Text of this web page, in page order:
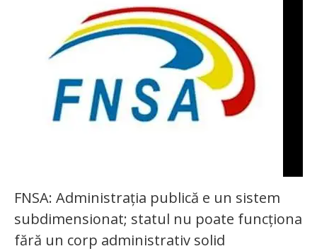
FNSA: Administrația publică e un sistem
subdimensionat; statul nu poate funcționa
fără un corp administrativ solid